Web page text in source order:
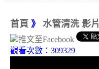
首頁 》 水管清洗 影片
觀看次數：309329